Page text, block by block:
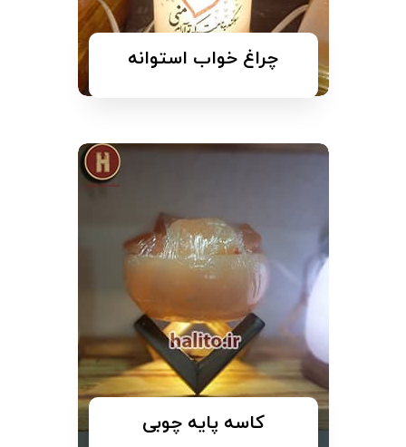
چراغ خواب استوانه
کاسه پایه چوبی